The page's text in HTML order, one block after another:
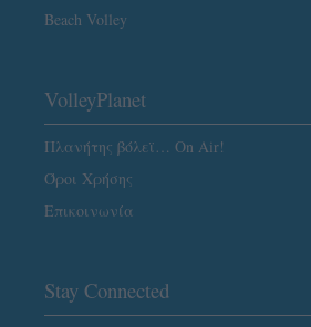
Beach Volley
VolleyPlanet
Πλανήτης βόλεϊ… On Air!
Όροι Χρήσης
Επικοινωνία
Stay Connected